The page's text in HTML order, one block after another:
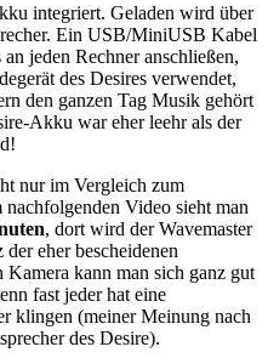
integriert. Geladen wird über
Ein USB/MiniUSB Kabel
jeden Rechner anschließen,
des Desires verwendet,
den ganzen Tag Musik gehört
Akku war eher leehr als der
nur im Vergleich zum
Video sieht man
, dort wird der Wavemaster
eher bescheidenen
kann man sich ganz gut
fast jeder hat eine
klingen (meiner Meinung nach
des Desire).